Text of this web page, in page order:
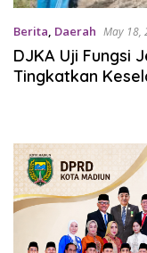
Berita, Daerah May 18,
DJKA Uji Fungsi
Tingkatkan